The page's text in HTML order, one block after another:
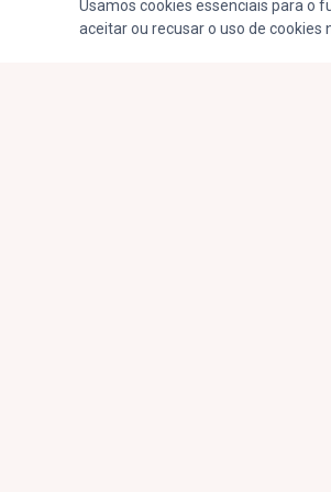
AO VIVO
Usamos cookies essenciais para o
aceitar ou recusar o uso de cookies